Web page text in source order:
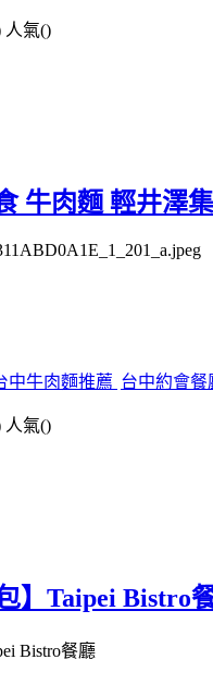
人氣()
牛肉麵 輕井澤
中牛肉麵推薦 台中約會餐
人氣()
】Taipei